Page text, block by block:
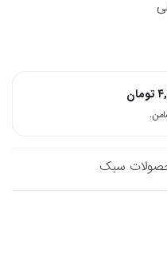
تومان
سبک